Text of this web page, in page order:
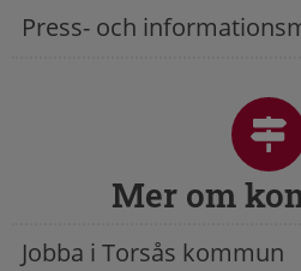
Press- och
Mer om
Jobba i Torsås kommun